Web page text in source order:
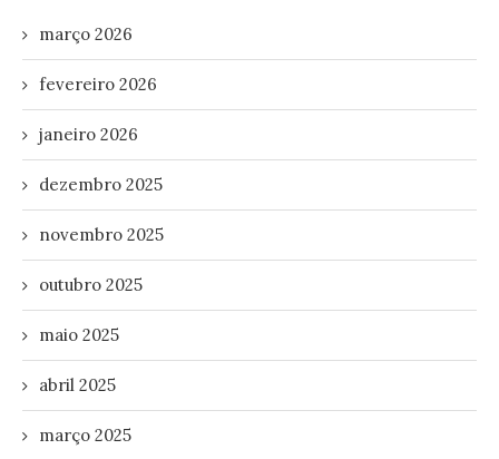
março 2026
fevereiro 2026
janeiro 2026
dezembro 2025
novembro 2025
outubro 2025
maio 2025
abril 2025
março 2025